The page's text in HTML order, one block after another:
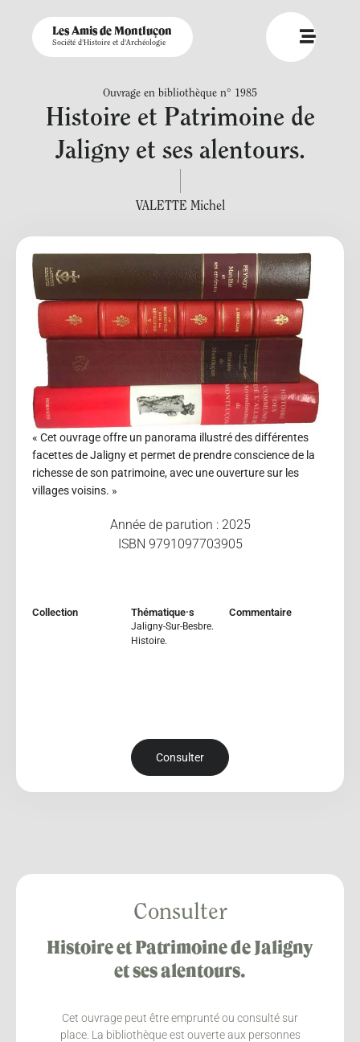
Les Amis de Montluçon
Société d'Histoire et d'Archéologie
Ouvrage en bibliothèque n° 1985
Histoire et Patrimoine de
Jaligny et ses alentours.
VALETTE Michel
« Cet ouvrage offre un panorama illustré des différentes
facettes de Jaligny et permet de prendre conscience de la
richesse de son patrimoine, avec une ouverture sur les
villages voisins. »
Année de parution : 2025
ISBN 9791097703905
Collection Thématique·s
Jaligny-Sur-Besbre.
Histoire.
Commentaire
Consulter
Consulter
Histoire et Patrimoine de Jaligny
et ses alentours.
Cet ouvrage peut être emprunté ou consulté sur
place. La bibliothèque est ouverte aux personnes